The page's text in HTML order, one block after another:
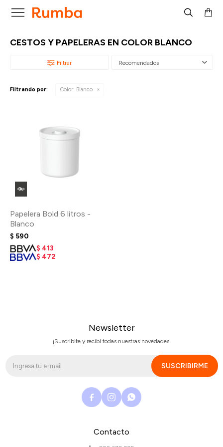

CESTOS Y PAPELERAS EN COLOR BLANCO
Recomendados
Filtrando por: Color: Blanco
Papelera Bold 6 litros -
Blanco
$ 590
$ 413
$ 472
Contacto
Newsletter
¡Suscribite y recibí todas nuestras novedades!
SUSCRIBIRME
  